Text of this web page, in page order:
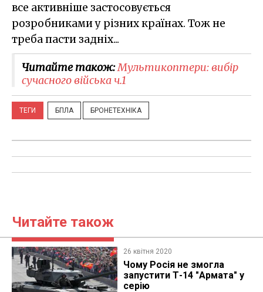
все активніше застосовується
розробниками у різних країнах. Тож не
треба пасти задніх...
Читайте також:Мультикоптери: вибір
сучасного війська ч.1
ТЕГИ БПЛА БРОНЕТЕХНІКА
Читайте також
26 квітня 2020
​Чому Росія не змогла
запустити Т-14 "Армата" у
серію